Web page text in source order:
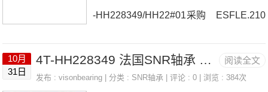
价格,HH249949/HH249910采购 热销
热销品牌推荐：6206.
-HH228349/HH22#01采购 ESFLE.210
厂家MLE7005CVDUJ74SESPLE.210法
阅读全文
10月
31日
4T-HH228349 法国SNR轴承 23140.EMKW33C4
发布 :visonbearing | 分类 : SNR轴承 | 评论 : 0 | 浏览 : 384次